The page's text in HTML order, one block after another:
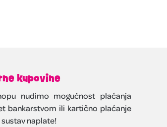
kupovine
nudimo mogućnost plaćanja
bankarstvom ili kartično plaćanje
naplate!